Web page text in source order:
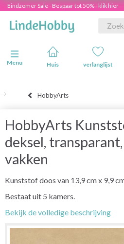
Eindzomer Sale - Bespaar tot 50% - klik hier
Navigatie in-/uitschakelen
Menu
Huis verlanglijst
HobbyArts
HobbyArts
deksel,
vakken
Kunststof doos van 13,9 cm x 9,9
Bestaat uit 5 kamers.
Bekijk de volledige beschrijving